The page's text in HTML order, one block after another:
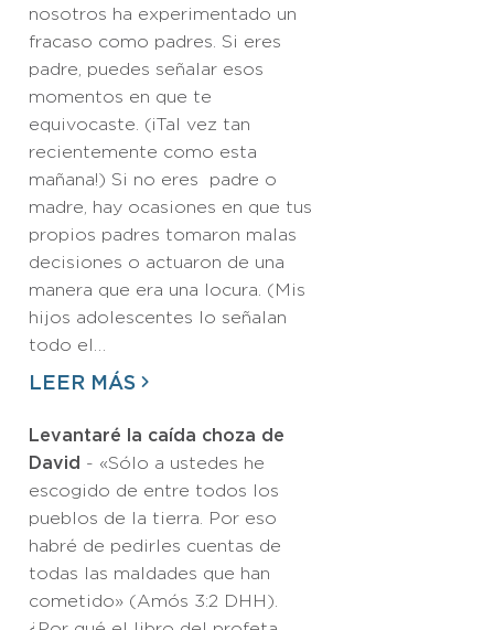
nosotros ha experimentado un
fracaso como padres. Si eres
padre, puedes señalar esos
momentos en que te
equivocaste. (¡Tal vez tan
recientemente como esta
mañana!) Si no eres padre o
madre, hay ocasiones en que tus
propios padres tomaron malas
decisiones o actuaron de una
manera que era una locura. (Mis
hijos adolescentes lo señalan
todo el…
LEER MÁS
Levantaré la caída choza de
David - «Sólo a ustedes he
escogido de entre todos los
pueblos de la tierra. Por eso
habré de pedirles cuentas de
todas las maldades que han
cometido» (Amós 3:2 DHH).